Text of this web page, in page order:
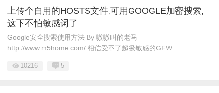
上传个自用的HOSTS文件,可用GOOGLE加密搜索,
这下不怕敏感词了
Google安全搜索使用方法 By 嗷嗷叫的老马
http://www.m5home.com/ 相信受不了超级敏感的GFW ...
10216 5